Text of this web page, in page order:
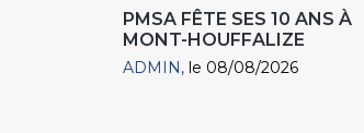
PMSA FÊTE SES 10 ANS À
MONT-HOUFFALIZE
ADMIN le 08/08/2026